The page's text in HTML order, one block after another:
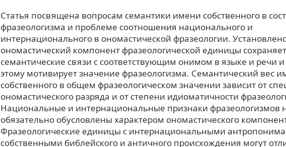
Статья посвящена вопросам семантики имени собственного в
фразеологизма и проблеме соотношения национального и
интернационального в ономастической фразеологии.
ономастический компонент фразеологической единицы сохраняет
семантические связи с соответствующим онимом в языке и речи и
этому мотивирует значение фразеологизма. Семантический вес
собственного в общем фразеологическом значении зависит от
ономастического разряда и от степени идиоматичности
Национальные и интернациональные признаки фразеологизмов
обязательно обусловлены характером ономастического
Фразеологические единицы с интернациональными
собственными библейского и античного происхождения могут